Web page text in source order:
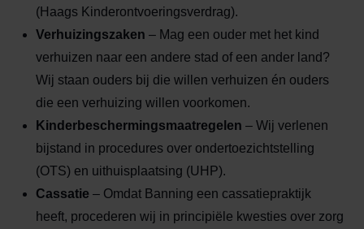
(Haags Kinderontvoeringsverdrag).
Verhuizingszaken – Mag een ouder met het kind
verhuizen naar een andere stad of een ander land?
Wij staan ouders bij die willen verhuizen én ouders
die een verhuizing willen voorkomen.
Kinderbeschermingsmaatregelen – Wij verlenen
bijstand in procedures over ondertoezichtstelling
(OTS) en uithuisplaatsing (UHP).
Cassatie – Omdat Banning een cassatiepraktijk
heeft, procederen wij in principiële kwesties over zorg